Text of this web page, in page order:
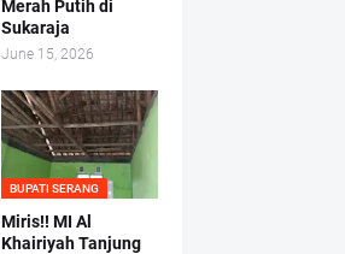
Merah Putih di
Sukaraja
June 15, 2026
BUPATI SERANG
Miris!! MI Al
Khairiyah Tanjung